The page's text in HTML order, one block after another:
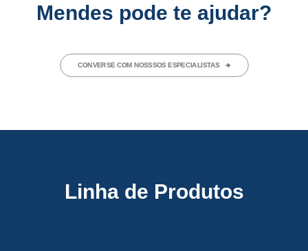
Mendes pode te ajudar?
CONVERSE COM NOSSSOS ESPECIALISTAS
Linha de Produtos